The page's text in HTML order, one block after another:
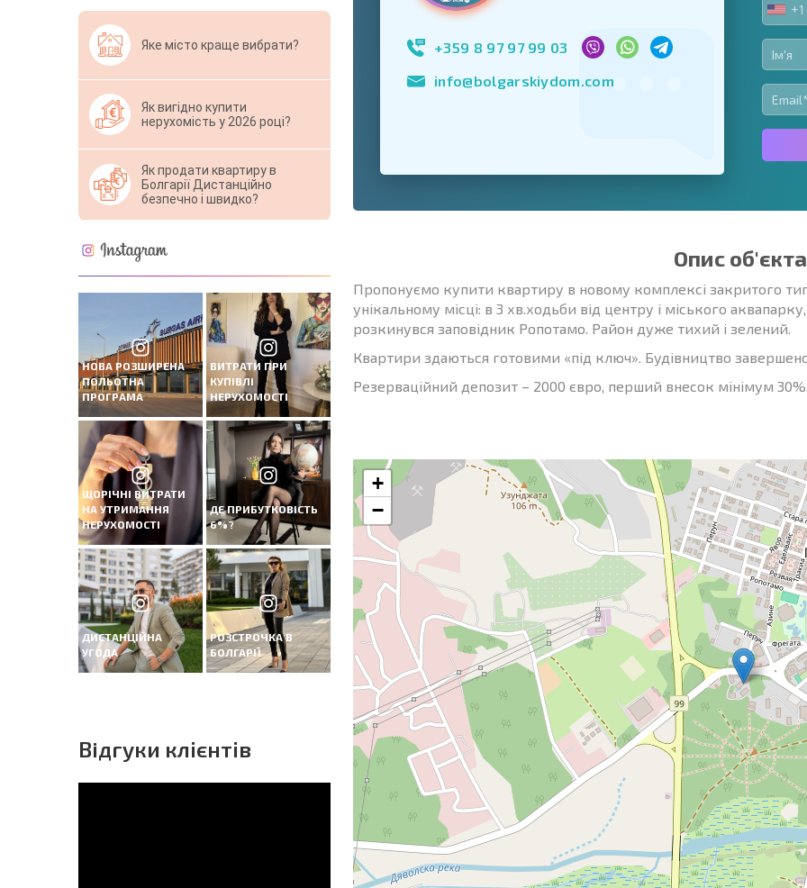
Яке місто краще вибрати?
Як вигідно купити
нерухомість у 2026 році?
Як продати квартиру в
Болгарії Дистанційно
безпечно і швидко?
НОВА РОЗШИРЕНА
ПОЛЬОТНА
ПРОГРАМА
ВИТРАТИ ПРИ
КУПІВЛІ
НЕРУХОМОСТІ
ЩОРІЧНІ ВИТРАТИ
НА УТРИМАННЯ
НЕРУХОМОСТІ
ДЕ ПРИБУТКОВІСТЬ
6%?
ДИСТАНЦІЙНА
УГОДА
РОЗСТРОЧКА В
БОЛГАРІЇ
Вiдгуки клієнтів
Свернуть форму
Підписатися
використання
+359 8 97 97 99 03
info@bolgarskiydom.com
+1
+1
Опис
Пропонуємо купити квартиру в новому комплексі закритого
унікальному місці: в 3 хв.ходьби від центру і міського
розкинувся заповідник Ропотамо. Район дуже тихий і зелений.
Квартири здаються готовими «під ключ». Будівництво
Резерваційний депозит – 2000 євро, перший внесок мінімум
+
−